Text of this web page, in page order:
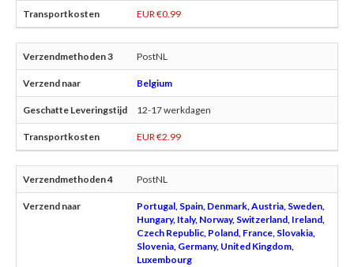
EUR €0.99
PostNL
Belgium
12-17 werkdagen
EUR €2.99
PostNL
Portugal, Spain, Denmark, Austria, Sweden,
Hungary, Italy, Norway, Switzerland, Ireland,
Czech Republic, Poland, France, Slovakia,
Slovenia, Germany, United Kingdom,
Luxembourg